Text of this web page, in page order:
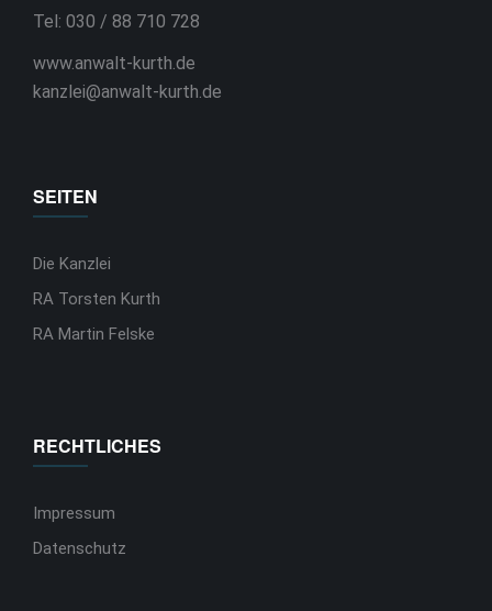
Tel: 030 / 88 710 728
www.anwalt-kurth.de
kanzlei@anwalt-kurth.de
SEITEN
Die Kanzlei
RA Torsten Kurth
RA Martin Felske
RECHTLICHES
Impressum
Datenschutz